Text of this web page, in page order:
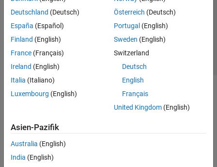
Deutschland (Deutsch)
España (Español)
Finland (English)
France (Français)
Ireland (English)
Italia (Italiano)
Luxembourg (English)
Österreich (Deutsch)
Portugal (English)
Sweden (English)
Switzerland
Deutsch
English
Français
United Kingdom(English)
Asien-Pazifik
Australia (English)
India (English)
© 1994-2026 The MathWorks, Inc.
Website auswählen
Deutschland